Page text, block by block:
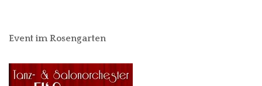
Event im Rosengarten